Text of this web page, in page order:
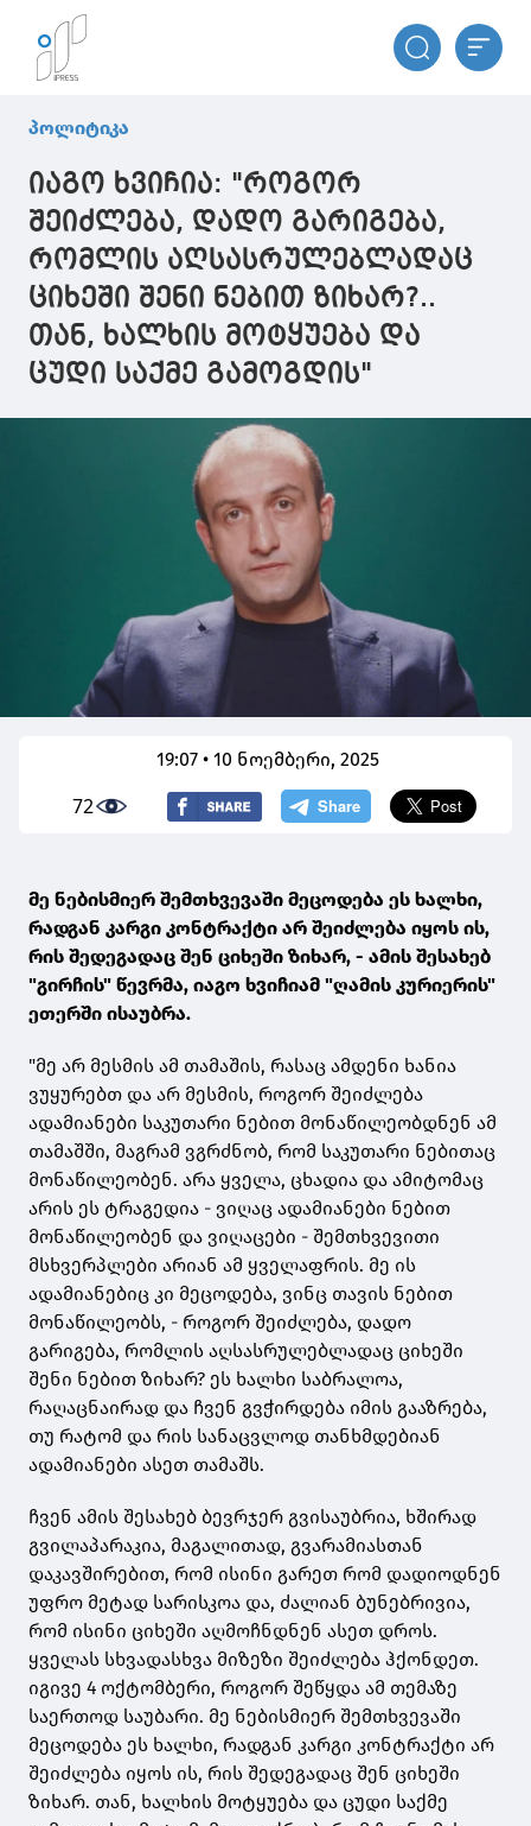
პოლიტიკა
იაგო ხვიჩია: "როგორ
შეიძლება, დადო გარიგება,
რომლის აღსასრულებლადაც
ციხეში შენი ნებით ზიხარ?..
თან, ხალხის მოტყუება და
ცუდი საქმე გამოგდის"
19:07 • 10 ნოემბერი, 2025
72
მე ნებისმიერ შემთხვევაში მეცოდება ეს ხალხი,
რადგან კარგი კონტრაქტი არ შეიძლება იყოს ის,
რის შედეგადაც შენ ციხეში ზიხარ, - ამის შესახებ
"გირჩის" წევრმა, იაგო ხვიჩიამ "ღამის კურიერის"
ეთერში ისაუბრა.
"მე არ მესმის ამ თამაშის, რასაც ამდენი ხანია
ვუყურებთ და არ მესმის, როგორ შეიძლება
ადამიანები საკუთარი ნებით მონაწილეობდნენ ამ
თამაშში, მაგრამ ვგრძნობ, რომ საკუთარი ნებითაც
მონაწილეობენ. არა ყველა, ცხადია და ამიტომაც
არის ეს ტრაგედია - ვიღაც ადამიანები ნებით
მონაწილეობენ და ვიღაცები - შემთხვევითი
მსხვერპლები არიან ამ ყველაფრის. მე ის
ადამიანებიც კი მეცოდება, ვინც თავის ნებით
მონაწილეობს, - როგორ შეიძლება, დადო
გარიგება, რომლის აღსასრულებლადაც ციხეში
შენი ნებით ზიხარ? ეს ხალხი საბრალოა,
რაღაცნაირად და ჩვენ გვჭირდება იმის გააზრება,
თუ რატომ და რის სანაცვლოდ თანხმდებიან
ადამიანები ასეთ თამაშს.
ჩვენ ამის შესახებ ბევრჯერ გვისაუბრია, ხშირად
გვილაპარაკია, მაგალითად, გვარამიასთან
დაკავშირებით, რომ ისინი გარეთ რომ დადიოდნენ
უფრო მეტად სარისკოა და, ძალიან ბუნებრივია,
რომ ისინი ციხეში აღმოჩნდნენ ასეთ დროს.
ყველას სხვადასხვა მიზეზი შეიძლება ჰქონდეთ.
იგივე 4 ოქტომბერი, როგორ შეწყდა ამ თემაზე
საერთოდ საუბარი. მე ნებისმიერ შემთხვევაში
მეცოდება ეს ხალხი, რადგან კარგი კონტრაქტი არ
შეიძლება იყოს ის, რის შედეგადაც შენ ციხეში
ზიხარ. თან, ხალხის მოტყუება და ცუდი საქმე